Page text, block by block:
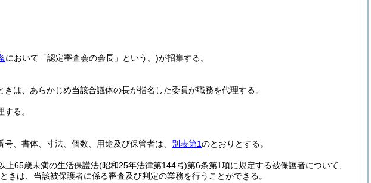
において「認定審査会の会長」という。)が招集する。
は、あらかじめ当該合議体の長が指名した委員が職務を代理する。
る。
、書体、寸法、個数、用途及び保管者は、 別表第1のとおりとする。
上65歳未満の生活保護法(昭和25年法律第144号)第6条第1項に規定する被保護者について、
は、当該被保護者に係る審査及び判定の業務を行うことができる。